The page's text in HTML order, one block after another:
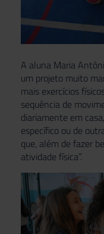
A aluna Maria
um projeto muito
mais exercícios
sequência de
diariamente em
específico ou de
que, além de fazer
atividade física”.